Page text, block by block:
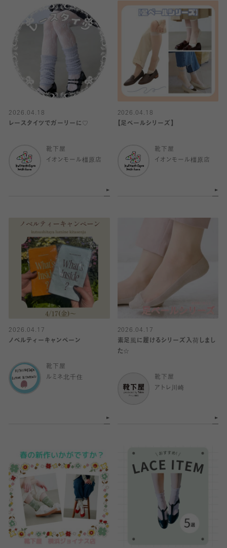
2026.04.18
レースタイツでガーリーに♡
靴下屋
イオンモール橿原店
2026.04.18
【足ベールシリーズ】
靴下屋
イオンモール橿原店
2026.04.17
ノベルティーキャンペーン
靴下屋
ルミネ北千住
2026.04.17
素足風に履けるシリーズ入荷しまし
た☆
靴下屋
アトレ川崎